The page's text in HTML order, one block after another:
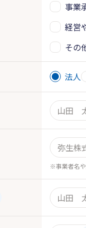
事業
経営
その
法人
事業者名